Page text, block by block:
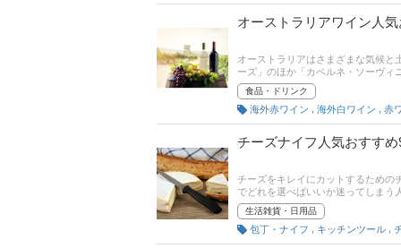
オーストラリアワイン人
オーストラリアはさまざまな気候と
ーズ」のほか「カベルネ・ソーヴィ
ワインの選び方とおすすめ商品を紹
最新人気ランキングもあるので、売
食品・ドリンク
海外赤ワイン 海外白ワイン 赤
チーズナイフ人気おすす
チーズをキレイにカットするための
でどれを選べばいいか迷ってしまう
商品を紹介します。切れ味はもちろ
クアップ。後半には、比較一覧表や
てみてください。
生活雑貨・日用品
包丁・ナイフ キッチンツール